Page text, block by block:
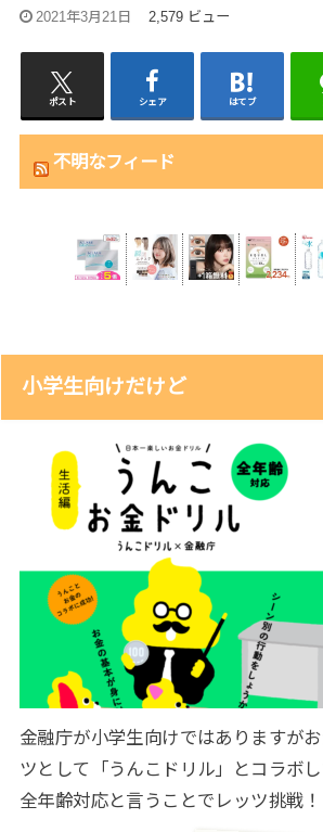
2021年3月21日 2,579 ビュー
ポスト シェア はてブ
不明なフィード
小学生向けだけど
金融庁が小学生向けではありますが
ツとして「うんこドリル」とコラボし
全年齢対応と言うことでレッツ挑戦！